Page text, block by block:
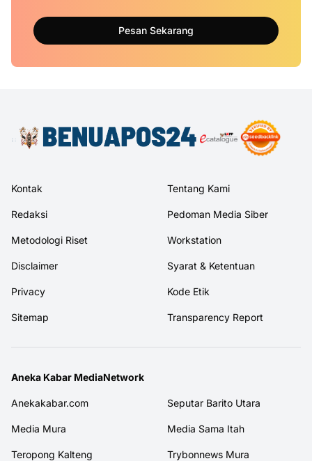
Pesan Sekarang
Kontak Tentang Kami
Redaksi Pedoman Media Siber
Metodologi Riset Workstation
Disclaimer Syarat & Ketentuan
Privacy Kode Etik
Sitemap Transparency Report
Aneka Kabar MediaNetwork
Anekakabar.com Seputar Barito Utara
Media Mura Media Sama Itah
Teropong Kalteng Trybonnews Mura